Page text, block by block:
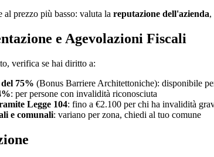
al prezzo più basso: valuta la reputazione dell'azienda,
e Agevolazioni Fiscali
verifica se hai diritto a:
75% (Bonus Barriere Architettoniche): disponibile
: per persone con invalidità riconosciuta
Legge 104: fino a €2.100 per chi ha invalidità
e comunali: variano per zona, chiedi al tuo comune